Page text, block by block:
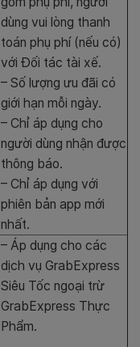
dùng vui lòng thanh
toán phụ phí (nếu có)
với Đối tác tài xế.
– Số lượng ưu đãi có
giới hạn mỗi ngày.
– Chỉ áp dụng cho
người dùng nhận được
thông báo.
– Chỉ áp dụng với
phiên bản app mới
nhất.
– Áp dụng cho các
dịch vụ GrabExpress
Siêu Tốc ngoại trừ
GrabExpress Thực
Phẩm.